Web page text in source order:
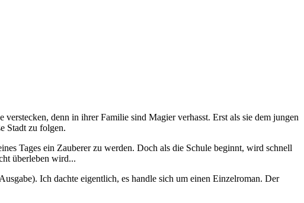
verstecken, denn in ihrer Familie sind Magier verhasst. Erst als sie dem jungen
Stadt zu folgen.
Tages ein Zauberer zu werden. Doch als die Schule beginnt, wird schnell
überleben wird...
Ich dachte eigentlich, es handle sich um einen Einzelroman. Der